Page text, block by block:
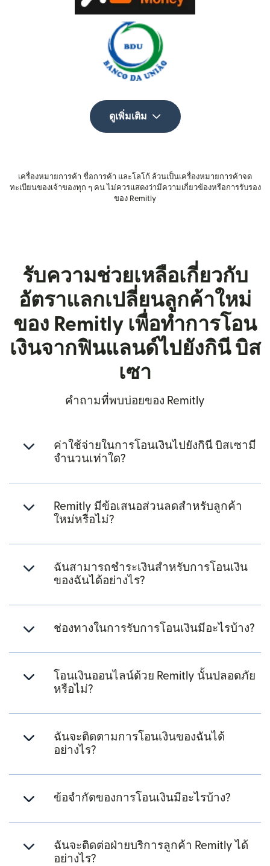
ดูเพิ่มเติม
เครื่องหมายการค้า ชื่อการค้า และโลโก้ ล้วนเป็นเครื่องหมายการค้าจด
ทะเบียนของเจ้าของทุก ๆ คน ไม่ควรแสดงว่ามีความเกี่ยวข้องหรือการรับรอง
ของ Remitly
รับความช่วยเหลือเกี่ยวกับ
อัตราแลกเปลี่ยนลูกค้าใหม่
ของ Remitly เพื่อทำการโอน
เงินจากฟินแลนด์ไปยังกินี บิส
เซา
คำถามที่พบบ่อยของ Remitly
ค่าใช้จ่ายในการโอนเงินไปยังกินี บิสเซามี
จำนวนเท่าใด?
Remitly มีข้อเสนอส่วนลดสำหรับลูกค้า
ใหม่หรือไม่?
ฉันสามารถชำระเงินสำหรับการโอนเงิน
ของฉันได้อย่างไร?
ช่องทางในการรับการโอนเงินมีอะไรบ้าง?
โอนเงินออนไลน์ด้วย Remitly นั้นปลอดภัย
หรือไม่?
ฉันจะติดตามการโอนเงินของฉันได้
อย่างไร?
ข้อจำกัดของการโอนเงินมีอะไรบ้าง?
ฉันจะติดต่อฝ่ายบริการลูกค้า Remitly ได้
อย่างไร?